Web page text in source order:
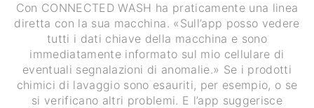
Con CONNECTED WASH ha praticamente una linea
diretta con la sua macchina. «Sull’app posso vedere
tutti i dati chiave della macchina e sono
immediatamente informato sul mio cellulare di
eventuali segnalazioni di anomalie.» Se i prodotti
chimici di lavaggio sono esauriti, per esempio, o se
si verificano altri problemi. E l’app suggerisce